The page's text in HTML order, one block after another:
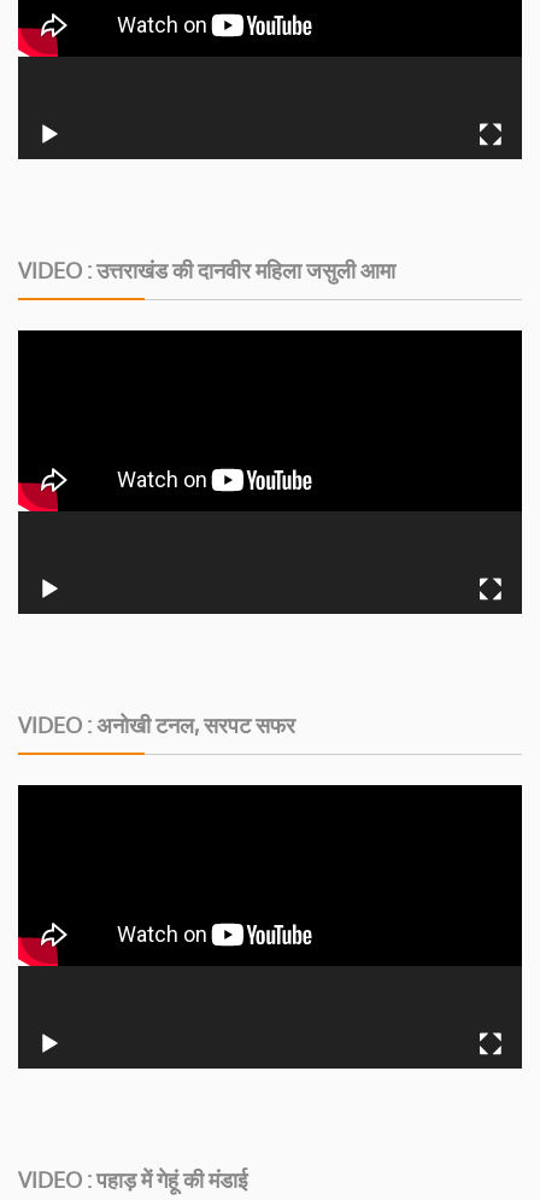
VIDEO : उत्तराखंड की दानवीर महिला जसुली आमा
VIDEO : अनोखी टनल, सरपट सफर
VIDEO : पहाड़ में गेहूं की मंडाई